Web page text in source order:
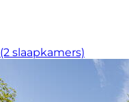
slaapkamers)